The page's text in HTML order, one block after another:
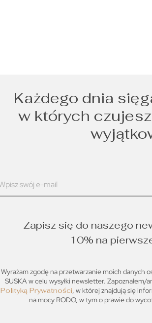
Każdego dnia
w których
Zapisz się do naszego
10% na
Wyrażam zgodę na przetwarzanie moich danych
SUSKA w celu wysyłki newsletter. Zapoznałem/
Polityką Prywatności, w której znajdują się
na mocy RODO, w tym o prawie do